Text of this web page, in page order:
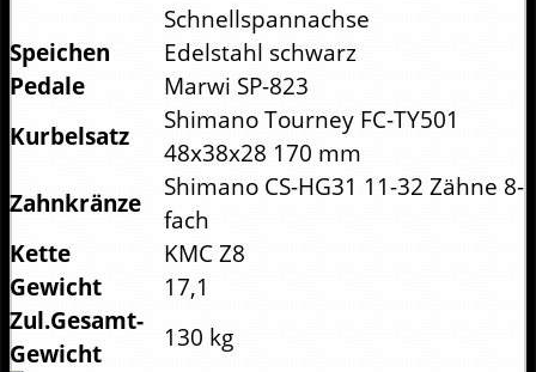
Schnellspannachse
Speichen
Edelstahl schwarz
Pedale
Marwi SP-823
Kurbelsatz
Shimano Tourney FC-TY501
48x38x28 170 mm
Zahnkränze
Shimano CS-HG31 11-32 Zähne 8-
fach
Kette
KMC Z8
Gewicht
17,1
Zul.Gesamt-
Gewicht
130 kg